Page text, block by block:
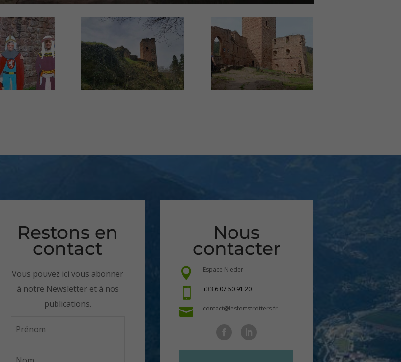
Restons en
contact
Vous pouvez ici vous abonner
à notre Newsletter et à nos
publications.
Nous
contacter
 Espace Nieder
 +33 6 07 50 91 20
 contact@lesfortstrotters.fr